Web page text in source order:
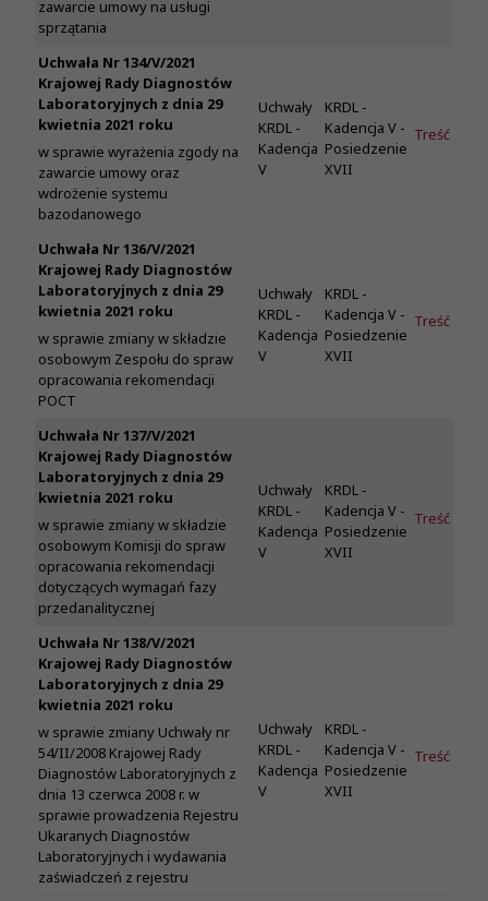
zawarcie umowy na usługi
sprzątania
Uchwała Nr 134/V/2021
Krajowej Rady Diagnostów
Laboratoryjnych z dnia 29
kwietnia 2021 roku
w sprawie wyrażenia zgody na
zawarcie umowy oraz
wdrożenie systemu
bazodanowego
Uchwały
KRDL -
Kadencja
V
KRDL -
Kadencja V -
Posiedzenie
XVII
Treść
Uchwała Nr 136/V/2021
Krajowej Rady Diagnostów
Laboratoryjnych z dnia 29
kwietnia 2021 roku
w sprawie zmiany w składzie
osobowym Zespołu do spraw
opracowania rekomendacji
POCT
Uchwały
KRDL -
Kadencja
V
KRDL -
Kadencja V -
Posiedzenie
XVII
Treść
Uchwała Nr 137/V/2021
Krajowej Rady Diagnostów
Laboratoryjnych z dnia 29
kwietnia 2021 roku
w sprawie zmiany w składzie
osobowym Komisji do spraw
opracowania rekomendacji
dotyczących wymagań fazy
przedanalitycznej
Uchwały
KRDL -
Kadencja
V
KRDL -
Kadencja V -
Posiedzenie
XVII
Treść
Uchwała Nr 138/V/2021
Krajowej Rady Diagnostów
Laboratoryjnych z dnia 29
kwietnia 2021 roku
w sprawie zmiany Uchwały nr
54/II/2008 Krajowej Rady
Diagnostów Laboratoryjnych z
dnia 13 czerwca 2008 r. w
sprawie prowadzenia Rejestru
Ukaranych Diagnostów
Laboratoryjnych i wydawania
zaświadczeń z rejestru
Uchwały
KRDL -
Kadencja
V
KRDL -
Kadencja V -
Posiedzenie
XVII
Treść